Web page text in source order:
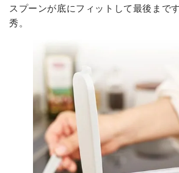
スプーンが底にフィットして最後まで
秀。